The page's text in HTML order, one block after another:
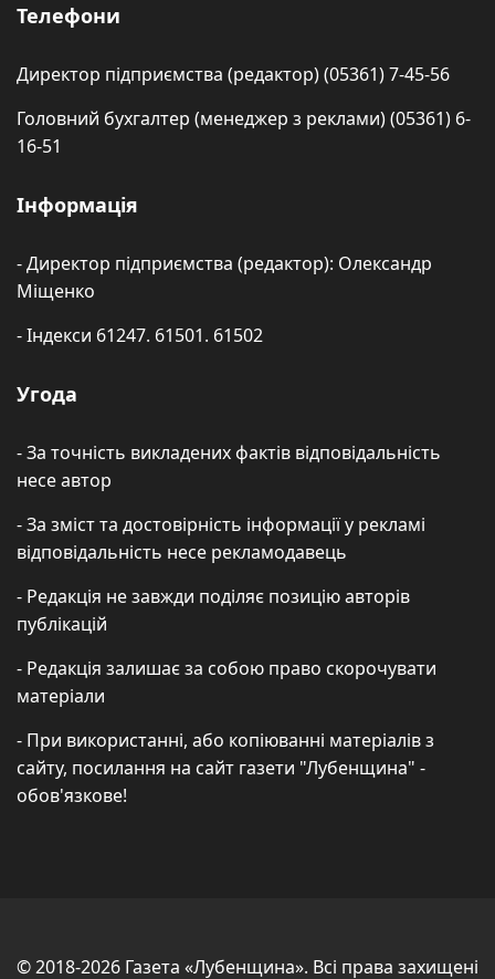
Телефони
Директор підприємства (редактор) (05361) 7-45-56
Головний бухгалтер (менеджер з реклами) (05361) 6-
16-51
Інформація
- Директор підприємства (редактор): Олександр
Міщенко
- Індекси 61247. 61501. 61502
Угода
- За точність викладених фактів відповідальність
несе автор
- За зміст та достовірність інформації у рекламі
відповідальність несе рекламодавець
- Редакція не завжди поділяє позицію авторів
публікацій
- Редакція залишає за собою право скорочувати
матеріали
- При використанні, або копіюванні матеріалів з
сайту, посилання на сайт газети "Лубенщина" -
обов'язкове!
© 2018-2026 Газета «Лубенщина». Всі права захищені